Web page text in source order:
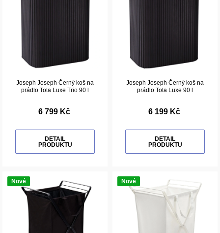
Joseph Joseph Černý koš na
prádlo Tota Luxe Trio 90 l
6 799 Kč
DETAIL
PRODUKTU
Joseph Joseph Černý koš na
prádlo Tota Luxe 90 l
6 199 Kč
DETAIL
PRODUKTU
Nové Nové